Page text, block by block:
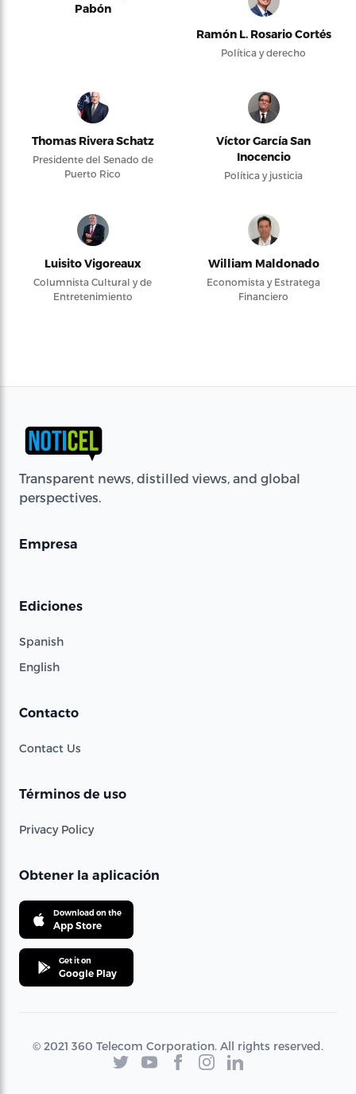
Pabón
Ramón L. Rosario Cortés
Política y derecho
Thomas Rivera Schatz
Presidente del Senado de
Puerto Rico
Víctor García San
Inocencio
Política y justicia
Luisito Vigoreaux
Columnista Cultural y de
Entretenimiento
William Maldonado
Economista y Estratega
Financiero
Transparent news, distilled views, and global
perspectives.
Empresa
Ediciones
Spanish
English
Contacto
Contact Us
Términos de uso
Privacy Policy
Obtener la aplicación
Download on the
App Store
Get it on
Google Play
© 2021 360 Telecom Corporation. All rights reserved.